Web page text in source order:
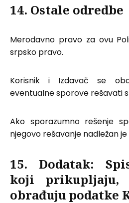
14. Ostale odredbe
Merodavno pravo za ovu
srpsko pravo.
Korisnik i Izdavač se
eventualne sporove rešavati
Ako sporazumno rešenje
njegovo rešavanje nadležan je
15. Dodatak:
koji
obrađuju podatke